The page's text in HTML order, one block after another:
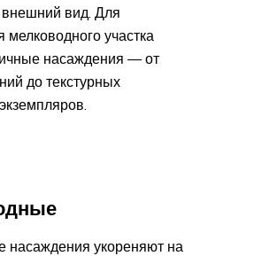
вид. Для
мелководного участка
насаждения — от
до текстурных
насаждения укореняют на